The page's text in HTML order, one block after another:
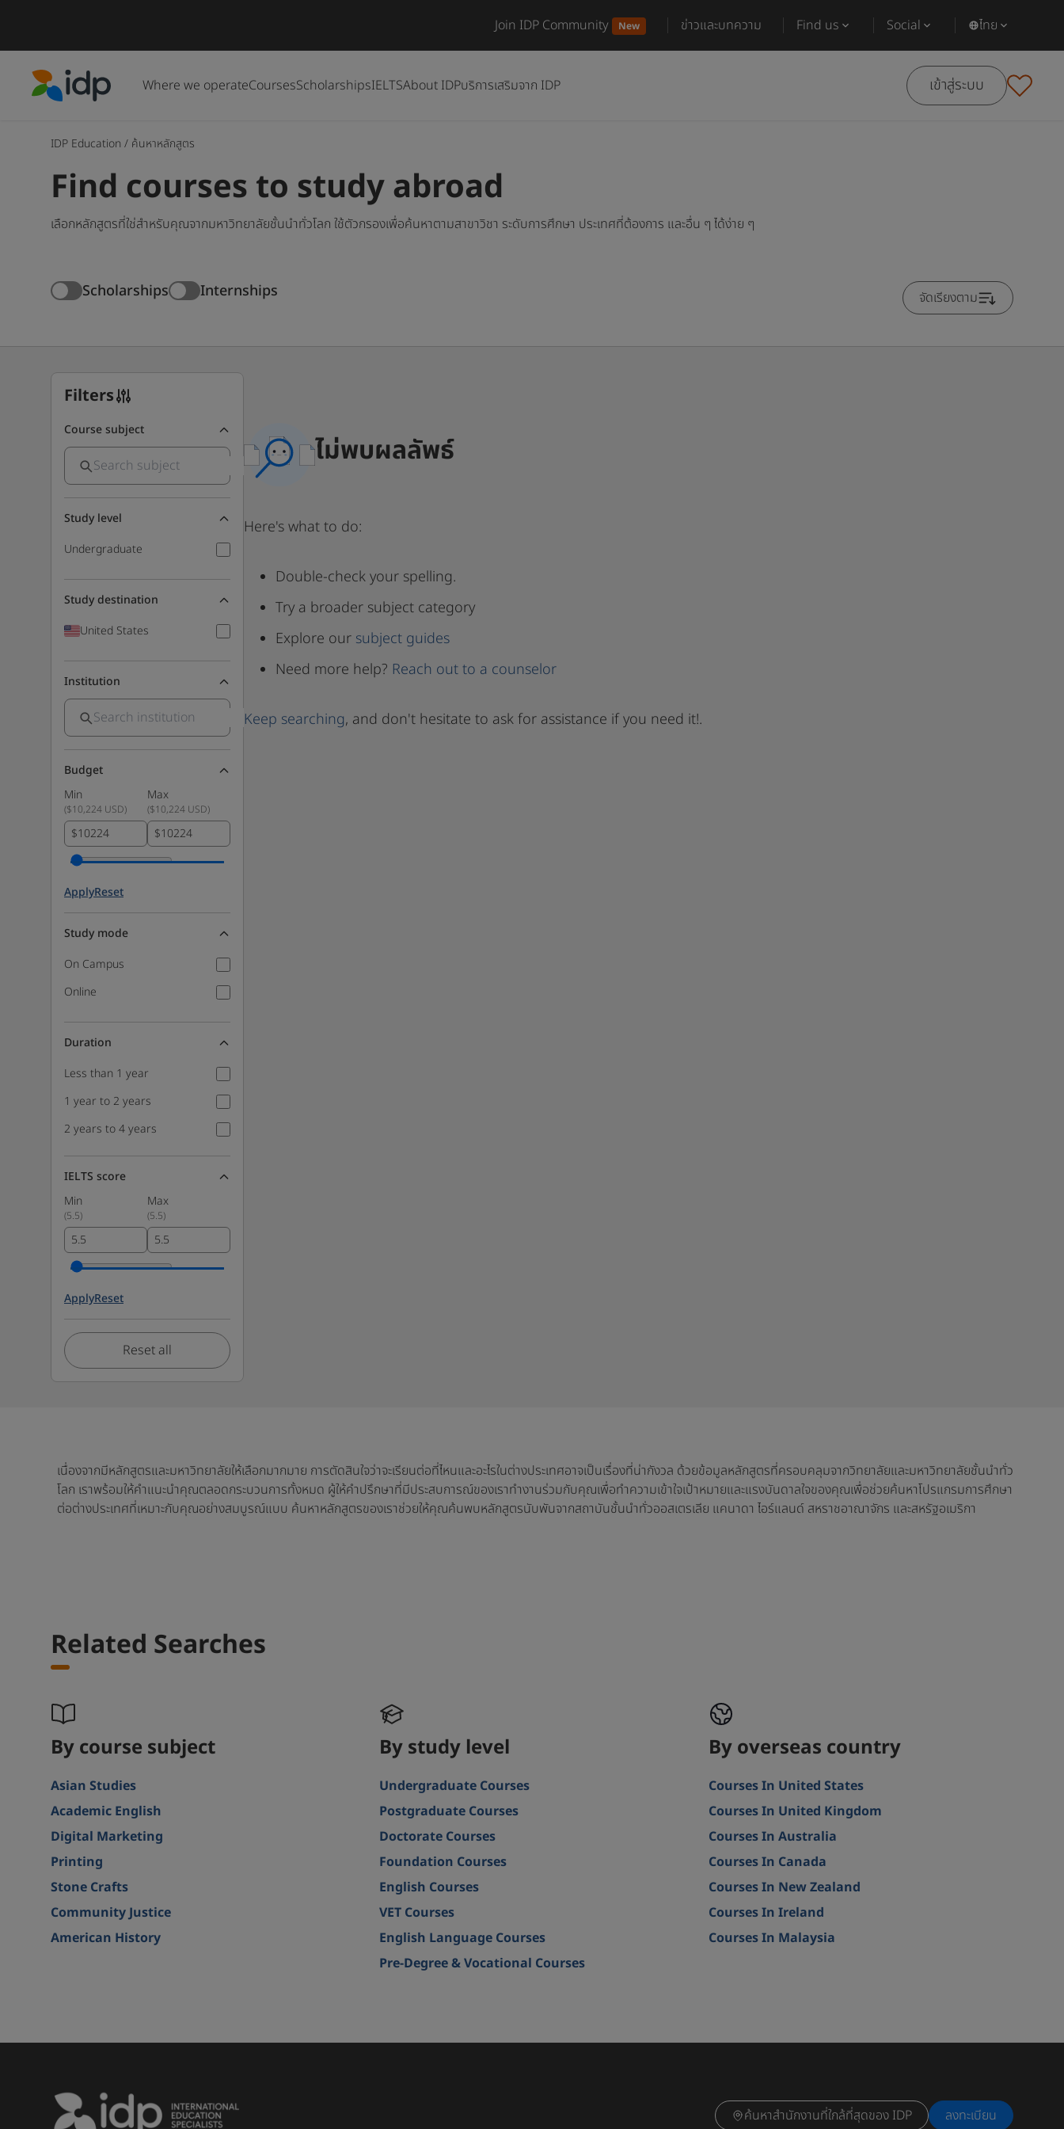
Join IDP Community New ข่าวและบทความ Find us Social ไทย
Where we operateCoursesScholarshipsIELTSAbout IDPบริการเสริมจาก IDP เข้าสู่ระบบ
IDP Education / ค้นหาหลักสูตร
Find courses to study abroad
เลือกหลักสูตรที่ใช่สำหรับคุณจากมหาวิทยาลัยชั้นนำทั่วโลก ใช้ตัวกรองเพื่อค้นหาตามสาขาวิชา ระดับการศึกษา ประเทศที่ต้องการ และอื่น ๆ ได้ง่าย ๆ
Scholarships Internships จัดเรียงตาม
Filters
Course subject
Study level
Undergraduate
Study destination
United States
Institution
Budget
Min
Max
($10,224 USD) ($10,224 USD)
$ $
ApplyReset
Study mode
On Campus
Online
Duration
Less than 1 year
1 year to 2 years
2 years to 4 years
IELTS score
Min
Max
(5.5) (5.5)
ApplyReset
Reset all
ไม่พบผลลัพธ์
Here's what to do:
Double-check your spelling.
Try a broader subject category
Explore our subject guides
Need more help? Reach out to a counselor
Keep searching, and don't hesitate to ask for assistance if you need it!.
เนื่องจากมีหลักสูตรและมหาวิทยาลัยให้เลือกมากมาย การตัดสินใจว่าจะเรียนต่อที่ไหนและอะไรในต่างประเทศอาจเป็นเรื่องที่น่ากังวล ด้วยข้อมูลหลักสูตรที่ครอบคลุมจากวิทยาลัยและมหาวิทยาลัยชั้นนำทั่ว
โลก เราพร้อมให้คำแนะนำคุณตลอดกระบวนการทั้งหมด ผู้ให้คำปรึกษาที่มีประสบการณ์ของเราทำงานร่วมกับคุณเพื่อทำความเข้าใจเป้าหมายและแรงบันดาลใจของคุณเพื่อช่วยค้นหาโปรแกรมการศึกษา
ต่อต่างประเทศที่เหมาะกับคุณอย่างสมบูรณ์แบบ ค้นหาหลักสูตรของเราช่วยให้คุณค้นพบหลักสูตรนับพันจากสถาบันชั้นนำทั่วออสเตรเลีย แคนาดา ไอร์แลนด์ สหราชอาณาจักร และสหรัฐอเมริกา
Related Searches
By course subject
Asian Studies
Academic English
Digital Marketing
Printing
Stone Crafts
Community Justice
American History
By study level
Undergraduate Courses
Postgraduate Courses
Doctorate Courses
Foundation Courses
English Courses
VET Courses
English Language Courses
Pre-Degree & Vocational Courses
By overseas country
Courses In United States
Courses In United Kingdom
Courses In Australia
Courses In Canada
Courses In New Zealand
Courses In Ireland
Courses In Malaysia
ค้นหาสำนักงานที่ใกล้ที่สุดของ IDP ลงทะเบียน